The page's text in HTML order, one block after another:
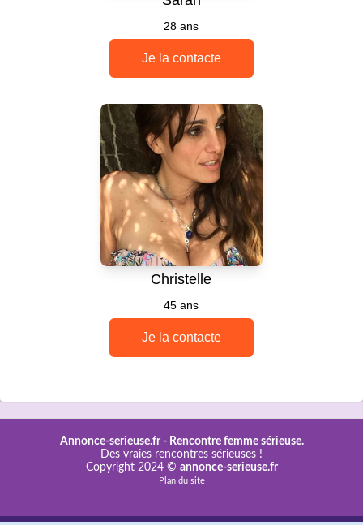
Annonce-serieuse.fr - Rencontre femme sérieuse.
Des vraies rencontres sérieuses !
Copyright 2024 © annonce-serieuse.fr
Plan du site